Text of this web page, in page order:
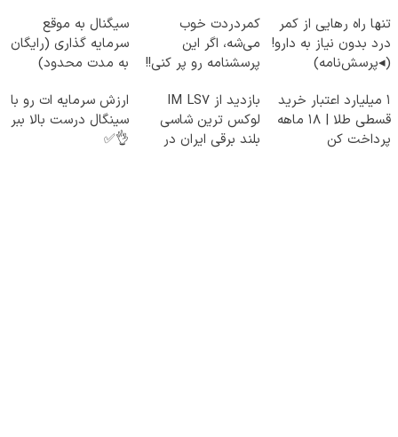
تنها راه رهایی از کمر
درد بدون نیاز به دارو!
(◂پرسش‌نامه)
کمردردت خوب
می‌شه، اگر این
پرسشنامه رو پر کنی!!
سیگنال به موقع
سرمایه گذاری (رایگان
به مدت محدود)
۱ میلیارد اعتبار خرید
قسطی طلا | ۱۸ ماهه
پرداخت کن
بازدید از IM LS7
لوکس ترین شاسی
بلند برقی ایران در
ارزش سرمایه ات رو با
سینگال درست بالا ببر
👌✅